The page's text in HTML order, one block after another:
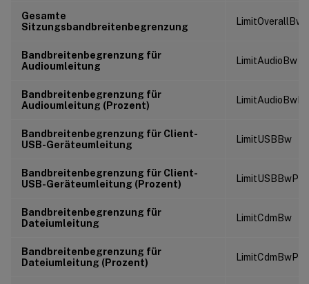
Gesamte
Sitzungsbandbreitenbegrenzung
LimitOverallBw
Bandbreitenbegrenzung für
Audioumleitung
LimitAudioBw
Bandbreitenbegrenzung für
Audioumleitung (Prozent)
Bandbreitenbegrenzung für Client-
USB-Geräteumleitung
LimitUSBBw
Bandbreitenbegrenzung für Client-
USB-Geräteumleitung (Prozent)
Bandbreitenbegrenzung für
Dateiumleitung
LimitCdmBw
Bandbreitenbegrenzung für
Dateiumleitung (Prozent)